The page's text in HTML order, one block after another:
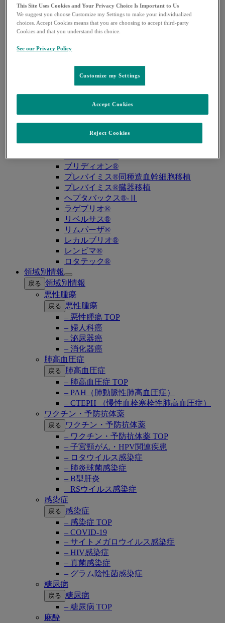
サ・タ・ナ行
戻る サ・タ・ナ行
ザバクサ®
ジャヌビア®
ゾリンザ®
ノクサフィル®
戻る ハ・マ・ラ行
バクニュバンス®（小児）
バクニュバンス®（成人）
ブリディオン®
プレバイミス®同種造血幹細胞移植
プレバイミス®臓器移植
ヘプタバックス®-Ⅱ
ラゲブリオ®
リベルサス®
リムパーザ®
レカルブリオ®
レンビマ®
ロタテック®
領域別情報
Open
submenu
戻る 領域別情報
悪性腫瘍
戻る
悪性腫瘍
– 悪性腫瘍 TOP
– 婦人科癌
– 泌尿器癌
– 消化器癌
肺高血圧症
戻る
肺高血圧症
– 肺高血圧症 TOP
– PAH（肺動脈性肺高血圧症）
– CTEPH （慢性血栓塞栓性肺高血圧症）
ワクチン・予防抗体薬
戻る
ワクチン・予防抗体薬
– ワクチン・予防抗体薬 TOP
– 子宮頸がん・HPV関連疾患
– ロタウイルス感染症
– 肺炎球菌感染症
– B型肝炎
– RSウイルス感染症
感染症
戻る
感染症
– 感染症 TOP
– COVID-19
– サイトメガロウイルス感染症
– HIV感染症
– 真菌感染症
– グラム陰性菌感染症
糖尿病
戻る 糖尿病
– 糖尿病 TOP
麻酔
This Site Uses Cookies and Your Privacy Choice Is Important to Us
We suggest you choose Customize my Settings to make your individualized
choices. Accept Cookies means that you are choosing to accept third-party
Cookies and that you understand this choice.
See our Privacy Policy
Customize my Settings
Reject Cookies
Accept Cookies